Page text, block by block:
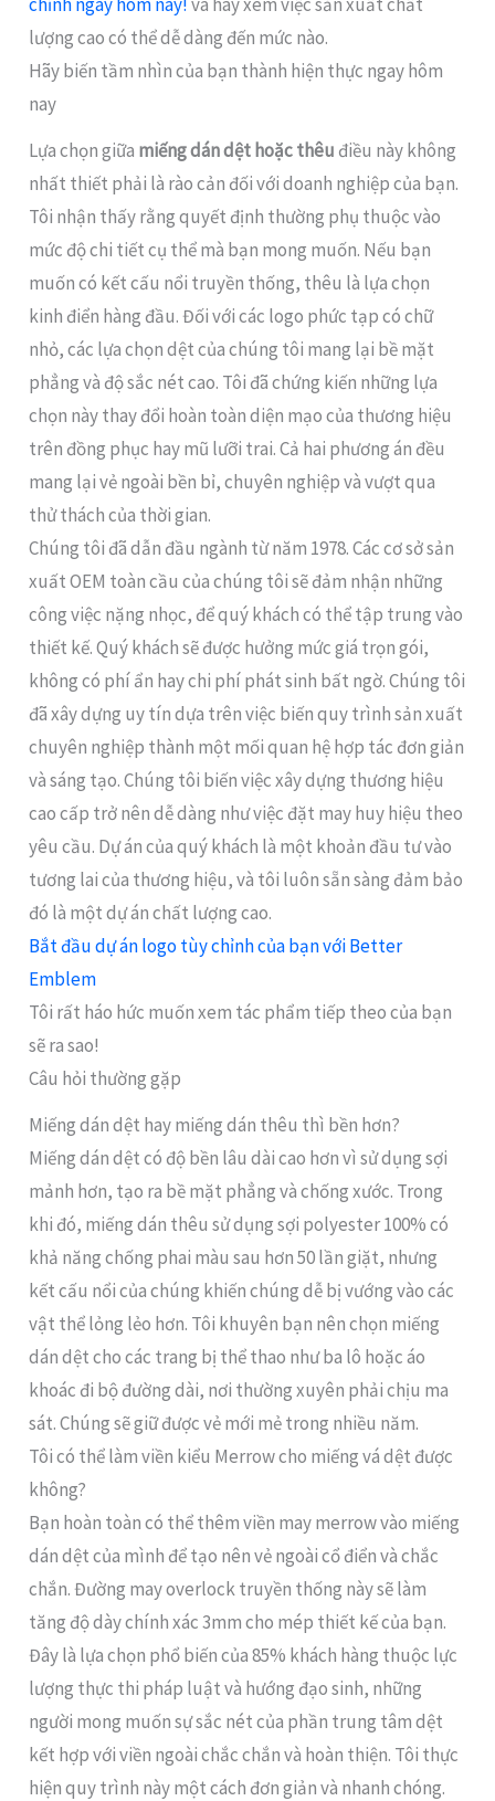
lượng cao có thể dễ dàng đến mức nào.
Hãy biến tầm nhìn của bạn thành hiện thực ngay hôm
nay
Lựa chọn giữa miếng dán dệt hoặc thêu điều này không
nhất thiết phải là rào cản đối với doanh nghiệp của bạn.
Tôi nhận thấy rằng quyết định thường phụ thuộc vào
mức độ chi tiết cụ thể mà bạn mong muốn. Nếu bạn
muốn có kết cấu nổi truyền thống, thêu là lựa chọn
kinh điển hàng đầu. Đối với các logo phức tạp có chữ
nhỏ, các lựa chọn dệt của chúng tôi mang lại bề mặt
phẳng và độ sắc nét cao. Tôi đã chứng kiến những lựa
chọn này thay đổi hoàn toàn diện mạo của thương hiệu
trên đồng phục hay mũ lưỡi trai. Cả hai phương án đều
mang lại vẻ ngoài bền bỉ, chuyên nghiệp và vượt qua
thử thách của thời gian.
Chúng tôi đã dẫn đầu ngành từ năm 1978. Các cơ sở sản
xuất OEM toàn cầu của chúng tôi sẽ đảm nhận những
công việc nặng nhọc, để quý khách có thể tập trung vào
thiết kế. Quý khách sẽ được hưởng mức giá trọn gói,
không có phí ẩn hay chi phí phát sinh bất ngờ. Chúng tôi
đã xây dựng uy tín dựa trên việc biến quy trình sản xuất
chuyên nghiệp thành một mối quan hệ hợp tác đơn giản
và sáng tạo. Chúng tôi biến việc xây dựng thương hiệu
cao cấp trở nên dễ dàng như việc đặt may huy hiệu theo
yêu cầu. Dự án của quý khách là một khoản đầu tư vào
tương lai của thương hiệu, và tôi luôn sẵn sàng đảm bảo
đó là một dự án chất lượng cao.
Bắt đầu dự án logo tùy chỉnh của bạn với Better
Emblem
Tôi rất háo hức muốn xem tác phẩm tiếp theo của bạn
sẽ ra sao!
Câu hỏi thường gặp
Miếng dán dệt hay miếng dán thêu thì bền hơn?
Miếng dán dệt có độ bền lâu dài cao hơn vì sử dụng sợi
mảnh hơn, tạo ra bề mặt phẳng và chống xước. Trong
khi đó, miếng dán thêu sử dụng sợi polyester 100% có
khả năng chống phai màu sau hơn 50 lần giặt, nhưng
kết cấu nổi của chúng khiến chúng dễ bị vướng vào các
vật thể lỏng lẻo hơn. Tôi khuyên bạn nên chọn miếng
dán dệt cho các trang bị thể thao như ba lô hoặc áo
khoác đi bộ đường dài, nơi thường xuyên phải chịu ma
sát. Chúng sẽ giữ được vẻ mới mẻ trong nhiều năm.
Tôi có thể làm viền kiểu Merrow cho miếng vá dệt được
không?
Bạn hoàn toàn có thể thêm viền may merrow vào miếng
dán dệt của mình để tạo nên vẻ ngoài cổ điển và chắc
chắn. Đường may overlock truyền thống này sẽ làm
tăng độ dày chính xác 3mm cho mép thiết kế của bạn.
Đây là lựa chọn phổ biến của 85% khách hàng thuộc lực
lượng thực thi pháp luật và hướng đạo sinh, những
người mong muốn sự sắc nét của phần trung tâm dệt
kết hợp với viền ngoài chắc chắn và hoàn thiện. Tôi thực
hiện quy trình này một cách đơn giản và nhanh chóng.